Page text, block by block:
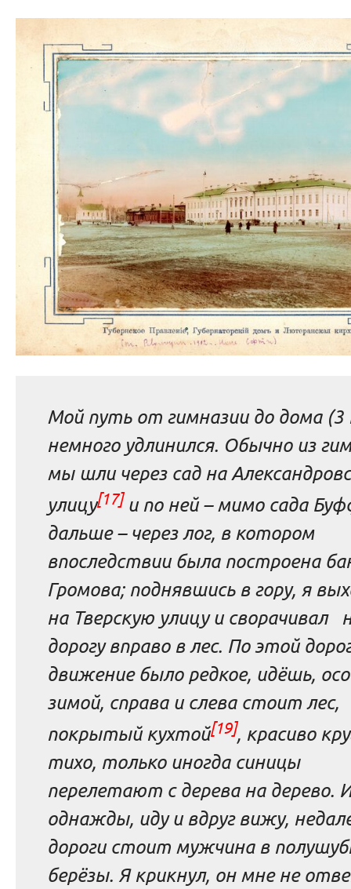
Мой путь от гимназии до дома (3
немного удлинился. Обычно из
мы шли через сад на
улицу[17]и по ней – мимо сада
дальше – через лог, в котором
впоследствии была построена
Громова; поднявшись в гору, я
на Тверскую улицу и сворачивал
дорогу вправо в лес. По этой
движение было редкое, идёшь,
зимой, справа и слева стоит лес,
покрытый кухтой[19], красиво
тихо, только иногда синицы
перелетают с дерева на дерево.
однажды, иду и вдруг вижу,
дороги стоит мужчина в
берёзы. Я крикнул, он мне не